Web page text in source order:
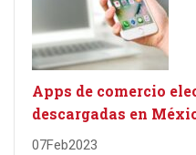
Apps de comercio
descargadas en
07Feb2023